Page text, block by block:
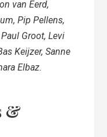
van Eerd,
Pip Pellens,
Groot, Levi
Keijzer, Sanne
Elbaz.
&